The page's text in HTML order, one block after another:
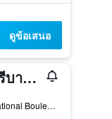
ดูข้อเสนอ
ดับเบิลทรีบายฮิลตัน สนามบินซีแอตเทิล
18740 International Boulevard, ซีแทค, WA, สหรัฐอเมริกา